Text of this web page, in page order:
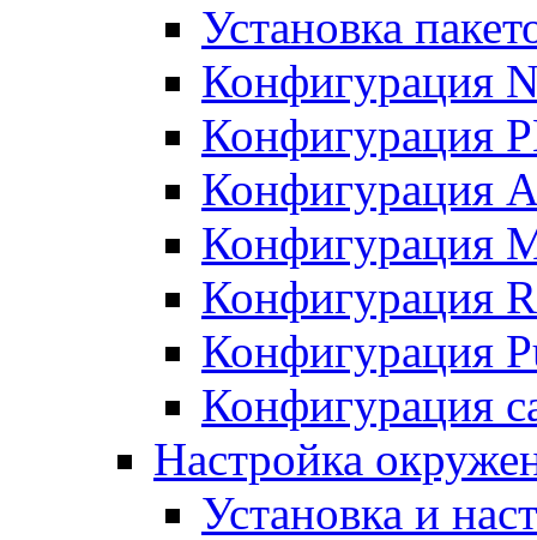
Установка
Конфигурация
Конфигурация
Конфигурация
Конфигурация
Конфигурация
Конфигурация
Конфигурация
Настройка
Установка и